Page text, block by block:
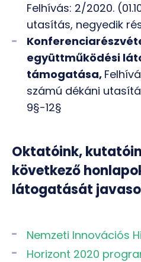
Felhívás: 2/2020.
utasítás, negyedik
együttműködési
támogatása,
számú dékáni
9§-12§
Oktatóink,
következő
látogatását
Nemzeti Innovációs
Horizont 2020